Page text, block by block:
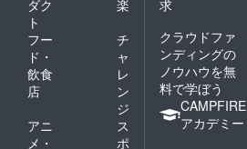
ダク
ト
楽
フー
ド・
飲食
店
チ
ャ
レ
ン
ジ
アニ
メ・
ス
ポ
求
クラウドファ
ンディングの
ノウハウを無
料で学ぼう
CAMPFIRE
アカデミー